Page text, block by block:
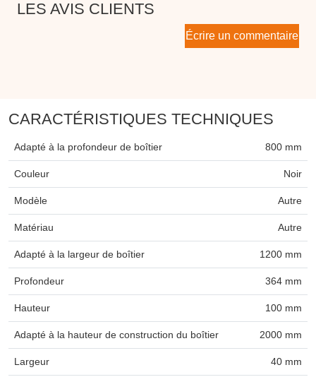
LES AVIS CLIENTS
Écrire un commentaire
CARACTÉRISTIQUES TECHNIQUES
Adapté à la profondeur de boîtier 800 mm
Couleur Noir
Modèle Autre
Matériau Autre
Adapté à la largeur de boîtier 1200 mm
Profondeur 364 mm
Hauteur 100 mm
Adapté à la hauteur de construction du boîtier 2000 mm
Largeur 40 mm